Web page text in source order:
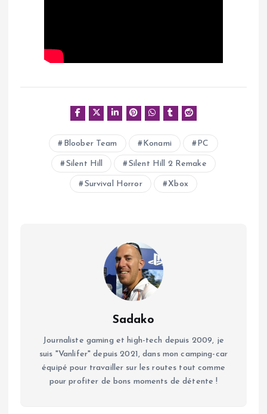
Bloober Team Konami PC
Silent Hill Silent Hill 2 Remake
Survival Horror Xbox
Sadako
Journaliste gaming et high-tech depuis 2009, je
suis "Vanlifer" depuis 2021, dans mon camping-car
équipé pour travailler sur les routes tout comme
pour profiter de bons moments de détente !